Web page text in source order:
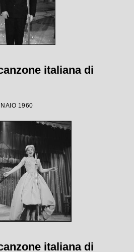
italiana di
1960
italiana di